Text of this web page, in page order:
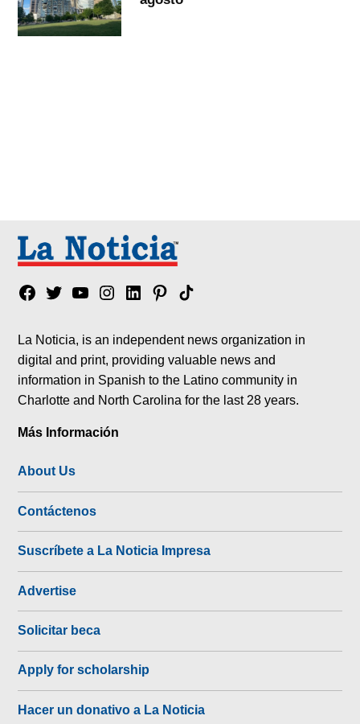
Facebook
TwitterYouTubeInstagram
LinkedinPinterest
Tik
La Noticia, is an independent news organization in
digital and print, providing valuable news and
information in Spanish to the Latino community in
Charlotte and North Carolina for the last 28 years.
Más Información
About Us
Contáctenos
Suscríbete a La Noticia Impresa
Advertise
Solicitar beca
Apply for scholarship
Hacer un donativo a La Noticia